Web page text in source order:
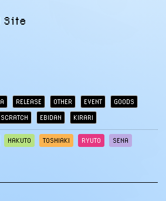
Site
RELEASE OTHER EVENT
GOODS
SCRATCH EBIDAN KIRARI
HAKUTO TOSHIAKI RYUTO
SENA